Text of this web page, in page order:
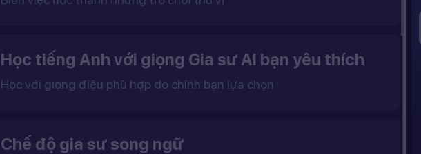
Học tiếng Anh với giọng Gia sư AI bạn yêu thích
Học với giọng điệu phù hợp do chính bạn lựa chọn
Chế độ gia sư song ngữ